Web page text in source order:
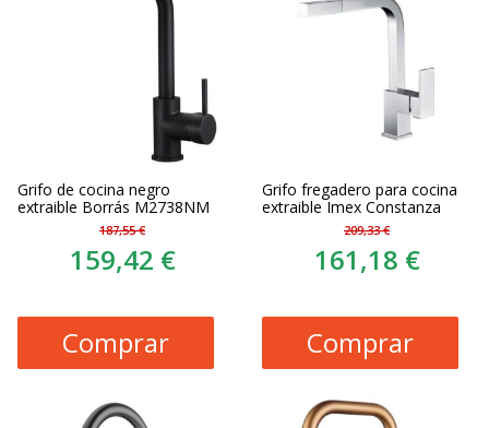
Grifo de cocina negro
extraible Borrás M2738NM
187,55 €
159,42 €
Comprar
Grifo fregadero para cocina
extraible Imex Constanza
209,33 €
161,18 €
Comprar